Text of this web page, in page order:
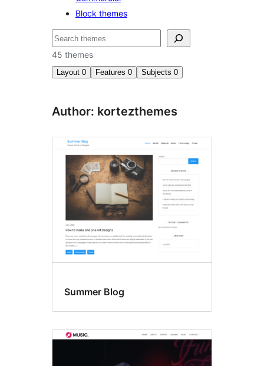
Block themes
সন্ধান
কৰক
45 themes
Layout 0 Features 0 Subjects 0
Author: kortezthemes
Summer Blog